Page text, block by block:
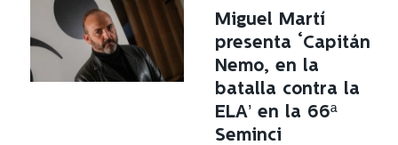
Miguel Martí
presenta ‘Capitán
Nemo, en la
batalla contra la
ELA’ en la 66ª
Seminci